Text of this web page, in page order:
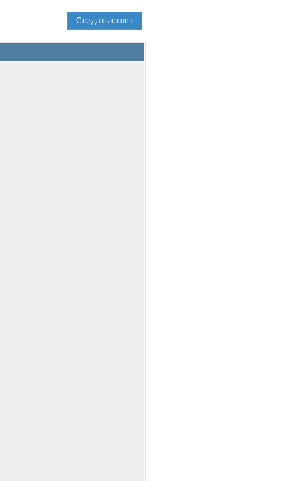
Создать ответ